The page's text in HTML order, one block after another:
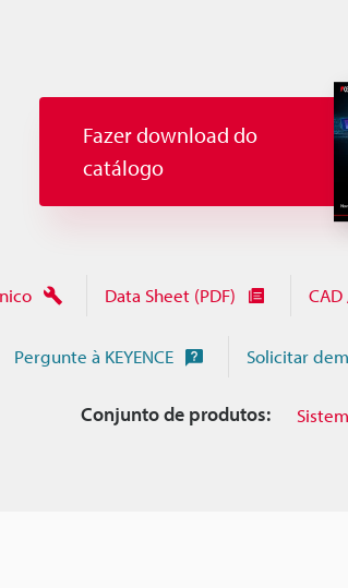
Fazer download do
catálogo
Data Sheet (PDF) CAD
Pergunte à KEYENCE Solicitar
Conjunto de produtos: